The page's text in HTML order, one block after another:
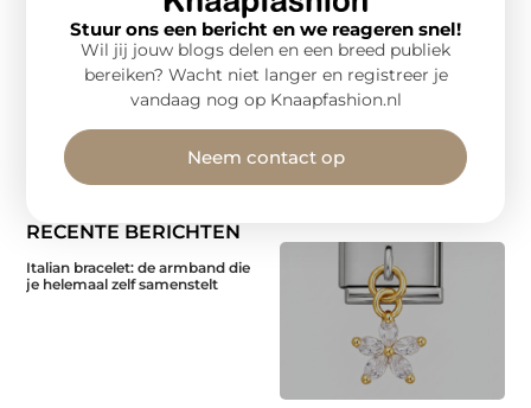
RECENTE BERICHTEN
Italian bracelet: de armband die
je helemaal zelf samenstelt
Stuur ons een bericht en we reageren snel!
Wil jij jouw blogs delen en een breed publiek
bereiken? Wacht niet langer en registreer je
vandaag nog op Knaapfashion.nl
Neem contact op